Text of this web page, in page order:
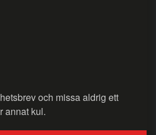
och missa aldrig ett
annat kul.